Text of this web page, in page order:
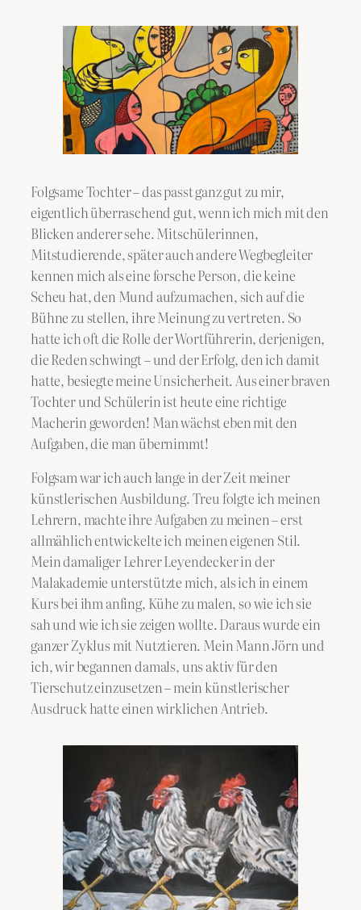
Folgsame Tochter – das passt ganz gut zu mir,
eigentlich überraschend gut, wenn ich mich mit den
Blicken anderer sehe. Mitschülerinnen,
Mitstudierende, später auch andere Wegbegleiter
kennen mich als eine forsche Person, die keine
Scheu hat, den Mund aufzumachen, sich auf die
Bühne zu stellen, ihre Meinung zu vertreten. So
hatte ich oft die Rolle der Wortführerin, derjenigen,
die Reden schwingt – und der Erfolg, den ich damit
hatte, besiegte meine Unsicherheit. Aus einer braven
Tochter und Schülerin ist heute eine richtige
Macherin geworden! Man wächst eben mit den
Aufgaben, die man übernimmt!
Folgsam war ich auch lange in der Zeit meiner
künstlerischen Ausbildung. Treu folgte ich meinen
Lehrern, machte ihre Aufgaben zu meinen – erst
allmählich entwickelte ich meinen eigenen Stil.
Mein damaliger Lehrer Leyendecker in der
Malakademie unterstützte mich, als ich in einem
Kurs bei ihm anfing, Kühe zu malen, so wie ich sie
sah und wie ich sie zeigen wollte. Daraus wurde ein
ganzer Zyklus mit Nutztieren. Mein Mann Jörn und
ich, wir begannen damals, uns aktiv für den
Tierschutz einzusetzen – mein künstlerischer
Ausdruck hatte einen wirklichen Antrieb.